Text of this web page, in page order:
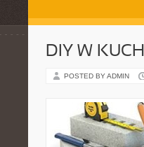
DIY W
POSTED BY ADMIN